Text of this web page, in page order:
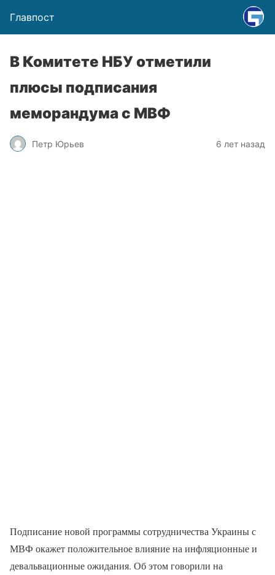
Главпост
В Комитете НБУ отметили
плюсы подписания
меморандума с МВФ
Петр Юрьев 6 лет назад
Подписание новой программы сотрудничества Украины с
МВФ окажет положительное влияние на инфляционные и
девальвационные ожидания. Об этом говорили на